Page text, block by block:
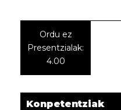
Ordu ez
Presentzialak:
4.00
Konpetentziak